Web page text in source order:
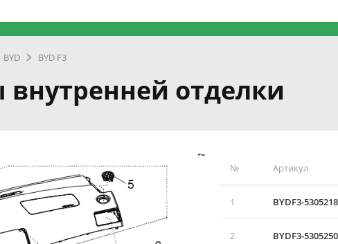
BYD BYD F3
внутренней отделки
№ Артикул
1 BYDF3-5305218
2 BYDF3-5305250